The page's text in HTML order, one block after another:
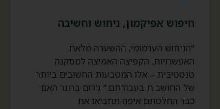
חיפוש אפיקמון, ניחוש וחשיבה
"הניחוש הערמומי, ההשערה מלאת
האפשרויות, הקפיצה האמיצה למסקנה
טנטטיבית – אלו המטבעות החשובים ביותר
של החושב.ת בעבודתם." ג'רום ברונר האם
כבר החלטתם איפה תחביאו את